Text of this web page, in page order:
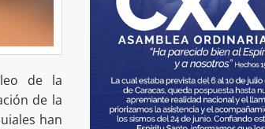
de la
de la
han